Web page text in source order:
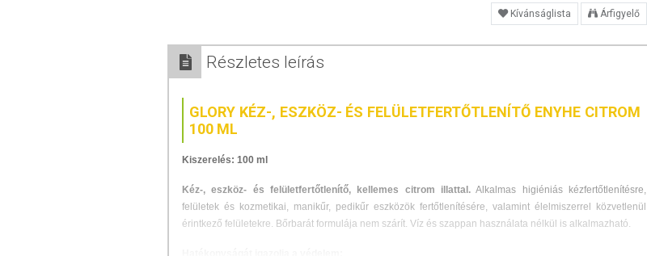
Kívánságlista Árfigyelő
Részletes leírás
GLORY KÉZ-, ESZKÖZ- ÉS FELÜLETFERTŐTLENÍTŐ ENYHE CITROM
100 ML
Kiszerelés: 100 ml
Kéz-, eszköz- és felületfertőtlenítő, kellemes citrom illattal. Alkalmas higiéniás kézfertőtlenítésre,
felületek és kozmetikai, manikűr, pedikűr eszközök fertőtlenítésére, valamint élelmiszerrel közvetlenül
érintkező felületekre. Bőrbarát formulája nem szárít. Víz és szappan használata nélkül is alkalmazható.